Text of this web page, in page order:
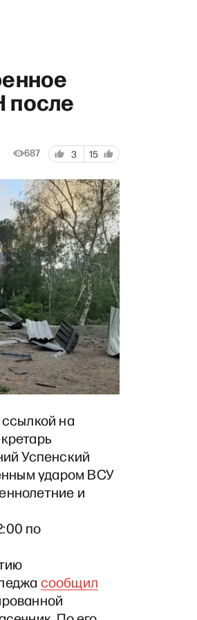
после
687 3 15
на
Успенский
ударом ВСУ
и
по
сообщил
Светланой